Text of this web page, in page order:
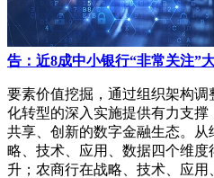
告：近8成中小银行“非常关注”
要素价值挖掘，通过组织架构
化转型的深入实施提供有力支撑
共享、创新的数字金融生态。
略、技术、应用、数据四个维度
升；农商行在战略、技术、应